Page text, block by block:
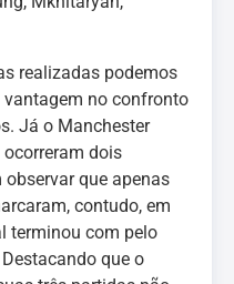
realizadas podemos
vantagem no confronto
Já o Manchester
dois
que apenas
contudo, em
terminou com pelo
que o